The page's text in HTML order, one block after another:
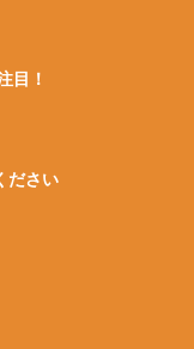
目！
ださい